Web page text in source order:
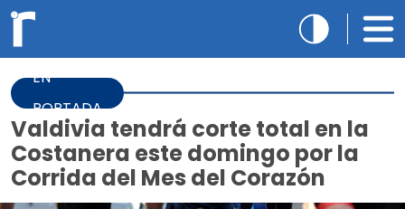
EN
PORTADA
Valdivia tendrá corte total en la
Costanera este domingo por la
Corrida del Mes del Corazón